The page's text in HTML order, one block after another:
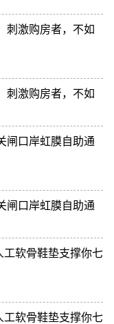
刺激购房者，不如
刺激购房者，不如
闸口岸虹膜自助通
闸口岸虹膜自助通
软骨鞋垫支撑你七
软骨鞋垫支撑你七